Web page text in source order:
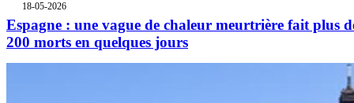
18-05-2026
Espagne : une vague de chaleur meurtrière fait plus
200 morts en quelques jours